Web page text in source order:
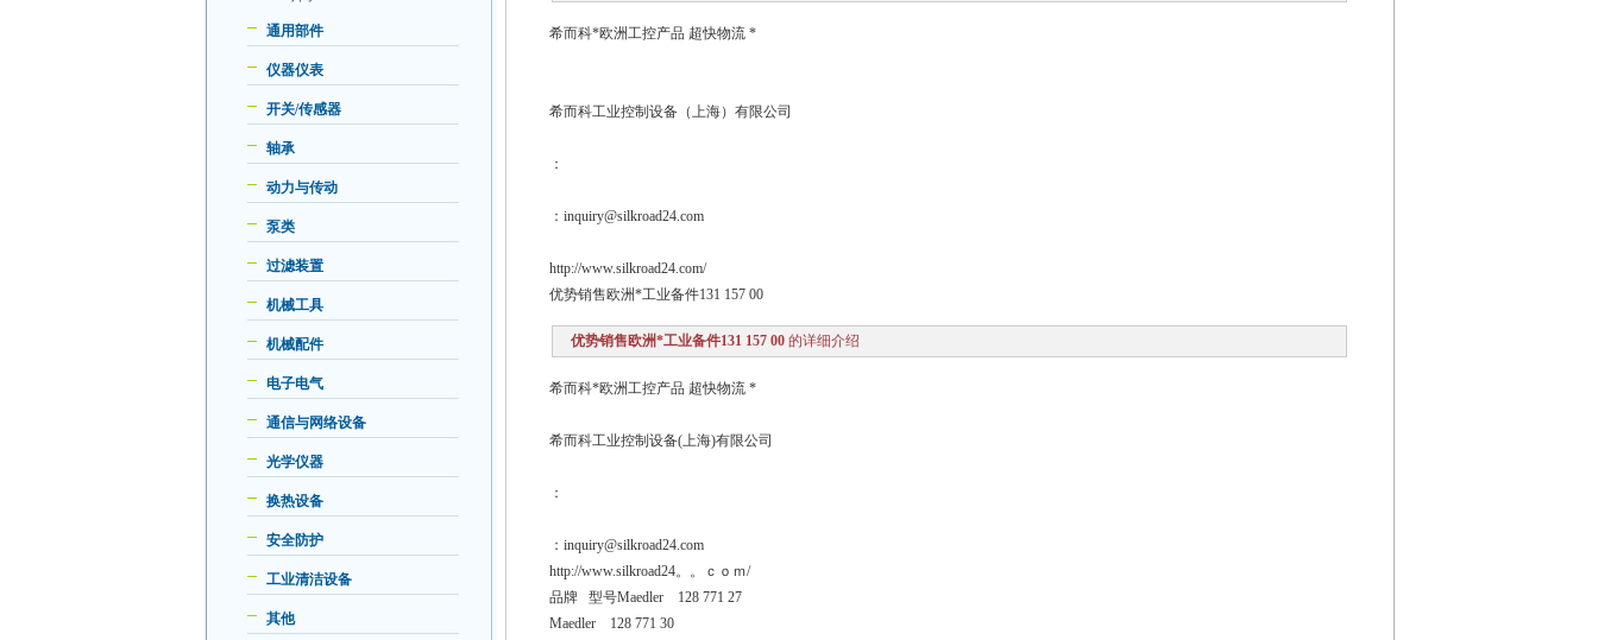
通用部件
仪器仪表
开关/传感器
轴承
动力与传动
泵类
过滤装置
机械工具
机械配件
电子电气
通信与网络设备
光学仪器
换热设备
安全防护
工业清洁设备
其他
希而科*欧洲工控产品 超快物流 *
希而科工业控制设备（上海）有限公司
：
：inquiry@silkroad24.com
http://www.silkroad24.com/
优势销售欧洲*工业备件131 157 00
优势销售欧洲*工业备件131 157 00 的详细介绍
希而科*欧洲工控产品 超快物流 *
希而科工业控制设备(上海)有限公司
：
：inquiry@silkroad24.com
http://www.silkroad24。。ｃｏｍ/
品牌 型号Maedler 128 771 27
Maedler 128 771 30